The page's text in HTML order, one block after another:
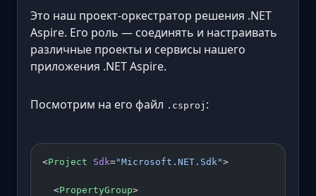
Это наш проект-оркестратор решения .NET
Aspire. Его роль — соединять и настраивать
различные проекты и сервисы нашего
приложения .NET Aspire.
Посмотрим на его файл .csproj :
<Project Sdk="Microsoft.NET.Sdk">
  <
PropertyGroup>